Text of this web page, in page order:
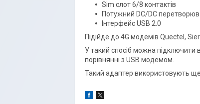
Sim слот 6/8 контактів
Потужний DC/DC
Інтерфейс USB 2.0
Підійде до 4G модемів Quectel,
У такий спосіб можна підключити
порівнянні з USB модемом.
Такий адаптер використовують